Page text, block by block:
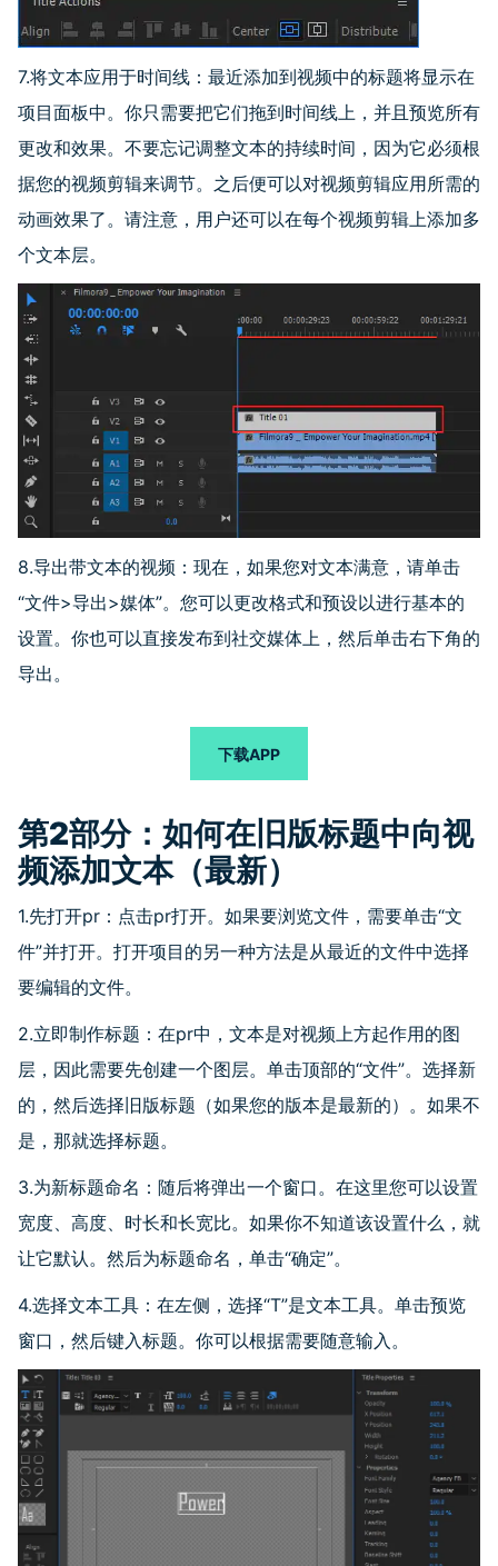
7.将文本应用于时间线：最近添加到视频中的标题将显示在
项目面板中。你只需要把它们拖到时间线上，并且预览所有
更改和效果。不要忘记调整文本的持续时间，因为它必须根
据您的视频剪辑来调节。之后便可以对视频剪辑应用所需的
动画效果了。请注意，用户还可以在每个视频剪辑上添加多
个文本层。
8.导出带文本的视频：现在，如果您对文本满意，请单击
“文件>导出>媒体”。您可以更改格式和预设以进行基本的
设置。你也可以直接发布到社交媒体上，然后单击右下角的
导出。
下载APP
第2部分：如何在旧版标题中向视
频添加文本（最新）
1.先打开pr ：点击pr打开。如果要浏览文件，需要单击“文
件”并打开。打开项目的另一种方法是从最近的文件中选择
要编辑的文件。
2.立即制作标题：在pr中，文本是对视频上方起作用的图
层，因此需要先创建一个图层。单击顶部的“文件”。选择新
的，然后选择旧版标题（如果您的版本是最新的）。如果不
是，那就选择标题。
3.为新标题命名：随后将弹出一个窗口。在这里您可以设置
宽度、高度、时长和长宽比。如果你不知道该设置什么，就
让它默认。然后为标题命名，单击“确定”。
4.选择文本工具：在左侧，选择“T”是文本工具。单击预览
窗口，然后键入标题。你可以根据需要随意输入。